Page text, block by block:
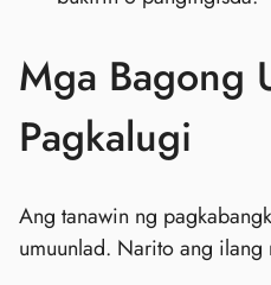
Mga Bagong
Pagkalugi
Ang tanawin ng
umuunlad. Narito ang ilang